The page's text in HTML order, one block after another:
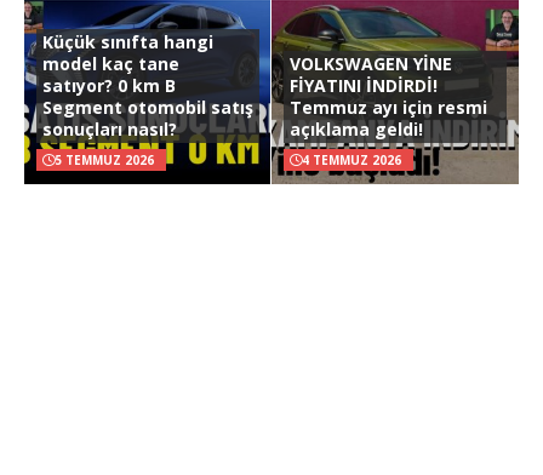
Küçük sınıfta hangi
model kaç tane
satıyor? 0 km B
Segment otomobil satış
sonuçları nasıl?
5 TEMMUZ 2026
VOLKSWAGEN YİNE
FİYATINI İNDİRDİ!
Temmuz ayı için resmi
açıklama geldi!
4 TEMMUZ 2026